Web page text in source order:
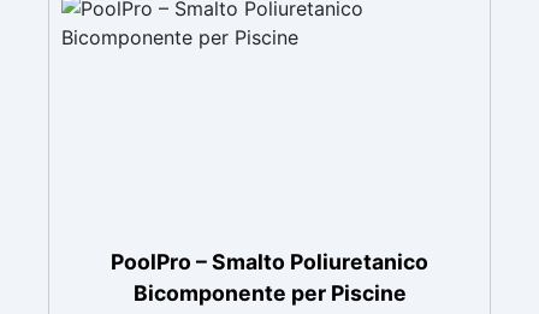
PoolPro – Smalto Poliuretanico
Bicomponente per Piscine